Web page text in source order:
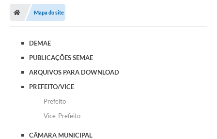
Mapa do site
DEMAE
PUBLICAÇÕES SEMAE
ARQUIVOS PARA DOWNLOAD
PREFEITO/VICE
Prefeito
Vice-Prefeito
CÂMARA MUNICIPAL